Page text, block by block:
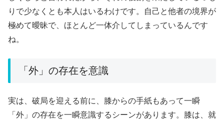
りで少なくとも本人はいるわけです。
自己と他者の境界が
極めて曖昧で、ほとんど一体介してしまっているんです
ね。
「外」の存在を意識
実は、破局を迎える前に、膝からの手紙もあって一瞬
「外」の存在を一瞬意識するシーンがあります。膝は、就